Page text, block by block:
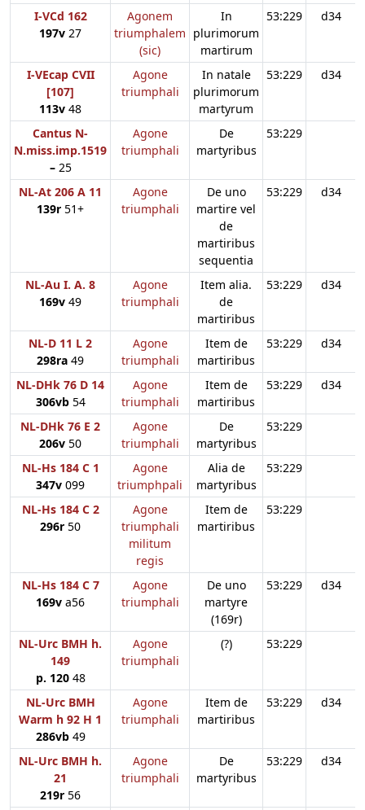
I-VCd 162
197v 27
Agonem
triumphalem
(sic)
In
plurimorum
martirum
53:229 d34
I-VEcap CVII
[107]
113v 48
Agone
triumphali
In natale
plurimorum
martyrum
53:229 d34
Cantus N-
N.miss.imp.1519
–25
Agone
triumphali
De
martyribus
53:229
NL-At 206 A 11
139r 51+
Agone
triumphali
De uno
martire vel
de
martiribus
sequentia
53:229 d34
NL-Au I. A. 8
169v 49
Agone
triumphali
Item alia.
de
martiribus
53:229 d34
NL-D 11 L 2
298ra 49
Agone
triumphali
Item de
martiribus
53:229 d34
NL-DHk 76 D 14
306vb54
Agone
triumphali
Item de
martiribus
53:229 d34
NL-DHk 76 E 2
206v 50
Agone
triumphali
De
martyribus
53:229
NL-Hs 184 C 1
347v 099
Agone
triumphpali
Alia de
martyribus
53:229
NL-Hs 184 C 2
296r 50
Agone
triumphali
militum
regis
Item de
martiribus
53:229
NL-Hs 184 C 7
169v a56
Agone
triumphali
De uno
martyre
(169r)
53:229 d34
NL-Urc BMH h.
149
p. 12048
Agone
triumphali
(?) 53:229
NL-Urc BMH
Warm h 92 H 1
286vb49
Agone
triumphali
Item de
martiribus
53:229 d34
NL-Urc BMH h.
21
219r 56
Agone
triumphali
De
martyribus
53:229 d34